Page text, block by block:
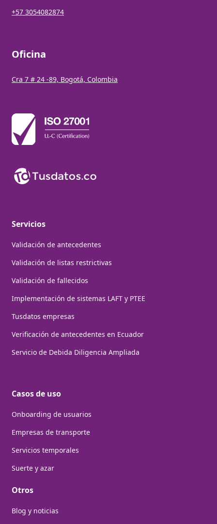
+57 3054082874
Oficina
Cra 7 # 24 -89, Bogotá, Colombia
Servicios
Validación de antecedentes
Validación de listas restrictivas
Validación de fallecidos
Implementación de sistemas LAFT y PTEE
Tusdatos empresas
Verificación de antecedentes en Ecuador
Servicio de Debida Diligencia Ampliada
Casos de uso
Onboarding de usuarios
Empresas de transporte
Servicios temporales
Suerte y azar
Otros
Blog y noticias